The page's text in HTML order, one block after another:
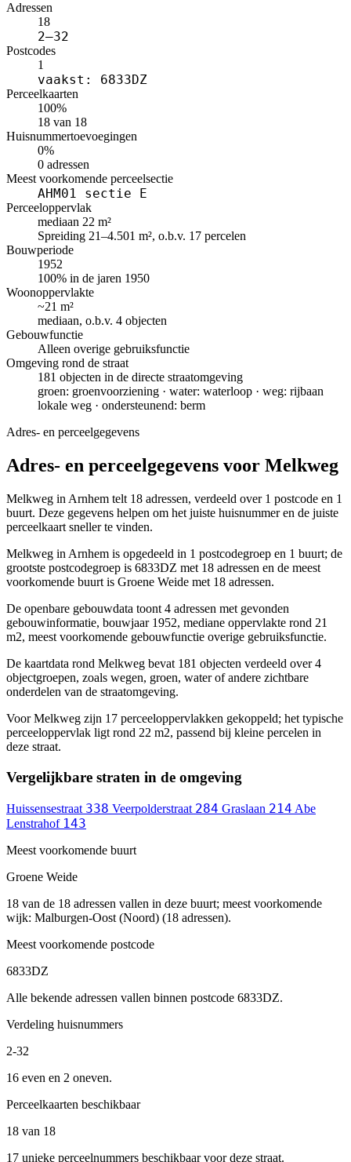
Adressen
18
2–32
Postcodes
1
vaakst: 6833DZ
Perceelkaarten
100%
18 van 18
Huisnummertoevoegingen
0%
0 adressen
Meest voorkomende perceelsectie
AHM01 sectie E
Perceeloppervlak
mediaan 22 m²
Spreiding 21–4.501 m², o.b.v. 17 percelen
Bouwperiode
1952
100% in de jaren 1950
Woonoppervlakte
~21 m²
mediaan, o.b.v. 4 objecten
Gebouwfunctie
Alleen overige gebruiksfunctie
Omgeving rond de straat
181 objecten in de directe straatomgeving
groen: groenvoorziening · water: waterloop · weg: rijbaan
lokale weg · ondersteunend: berm
Adres- en perceelgegevens
Adres- en perceelgegevens voor Melkweg
Melkweg in Arnhem telt 18 adressen, verdeeld over 1 postcode en 1
buurt. Deze gegevens helpen om het juiste huisnummer en de juiste
perceelkaart sneller te vinden.
Melkweg in Arnhem is opgedeeld in 1 postcodegroep en 1 buurt; de
grootste postcodegroep is 6833DZ met 18 adressen en de meest
voorkomende buurt is Groene Weide met 18 adressen.
De openbare gebouwdata toont 4 adressen met gevonden
gebouwinformatie, bouwjaar 1952, mediane oppervlakte rond 21
m2, meest voorkomende gebouwfunctie overige gebruiksfunctie.
De kaartdata rond Melkweg bevat 181 objecten verdeeld over 4
objectgroepen, zoals wegen, groen, water of andere zichtbare
onderdelen van de straatomgeving.
Voor Melkweg zijn 17 perceeloppervlakken gekoppeld; het typische
perceeloppervlak ligt rond 22 m2, passend bij kleine percelen in
deze straat.
Vergelijkbare straten in de omgeving
Huissensestraat 338 Veerpolderstraat 284 Graslaan 214 Abe
Lenstrahof 143
Meest voorkomende buurt
Groene Weide
18 van de 18 adressen vallen in deze buurt; meest voorkomende
wijk: Malburgen-Oost (Noord) (18 adressen).
Meest voorkomende postcode
6833DZ
Alle bekende adressen vallen binnen postcode 6833DZ.
Verdeling huisnummers
2-32
16 even en 2 oneven.
Perceelkaarten beschikbaar
18 van 18
17 unieke perceelnummers beschikbaar voor deze straat.